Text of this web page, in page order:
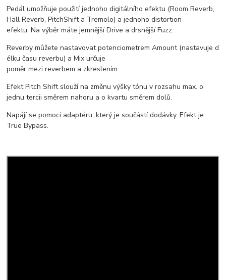
Pedál umožňuje použití jednoho digitálního efektu (Room Reverb,
Hall Reverb, PitchShift a Tremolo) a jednoho distortion
efektu.Na výběr máte jemnější Drive adrsnější Fuzz.
Reverby můžete nastavovat potenciometrem Amount (nastavujed
élku času reverbu) aMix určuje
poměr mezireverbem a zkreslením
Efekt Pitch Shift slouží na změnu výšky tónu v rozsahu max. o
jednu tercii směrem nahoru a o kvartu směrem dolů.
Napájí se pomocí adaptéru, který je součástí dodávky. Efekt je
True Bypass.